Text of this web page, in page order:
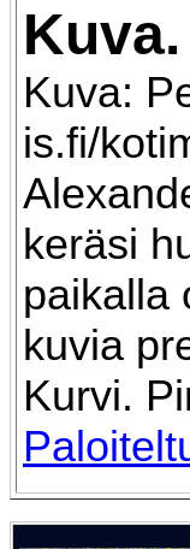
Kuva
Kuva:
is.fi/
keräsi
paikalla
kuvia
Kurvi.